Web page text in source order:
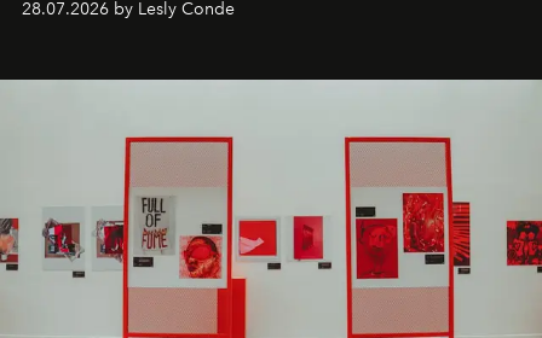
de releases die je niet mag missen.
28.07.2026 by Lesly Conde